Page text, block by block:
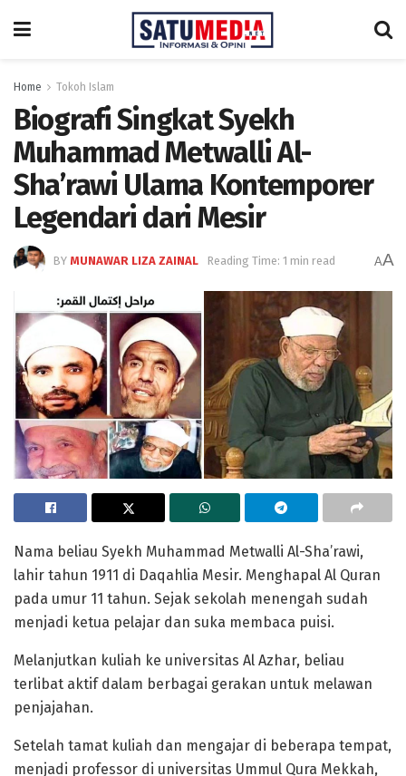
Home Tokoh Islam
Biografi Singkat Syekh
Muhammad Metwalli Al-
Sha’rawi Ulama Kontemporer
Legendari dari Mesir
BY MUNAWAR LIZA ZAINAL Reading Time: 1 min read AA
Nama beliau Syekh Muhammad Metwalli Al-Sha’rawi,
lahir tahun 1911 di Daqahlia Mesir. Menghapal Al Quran
pada umur 11 tahun. Sejak sekolah menengah sudah
menjadi ketua pelajar dan suka membaca puisi.
Melanjutkan kuliah ke universitas Al Azhar, beliau
terlibat aktif dalam berbagai gerakan untuk melawan
penjajahan.
Setelah tamat kuliah dan mengajar di beberapa tempat,
menjadi professor di universitas Ummul Qura Mekkah,